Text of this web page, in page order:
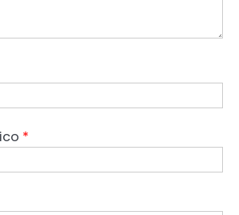
*